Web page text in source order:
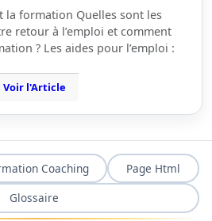
la formation Quelles sont les
retour à l’emploi et comment
? Les aides pour l’emploi :
Voir l'Article
Coaching
Page Html
Glossaire